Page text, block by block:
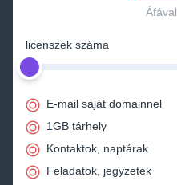
Áfával
licenszek száma
E-mail saját domainnel
1GB tárhely
Kontaktok, naptárak
Feladatok, jegyzetek